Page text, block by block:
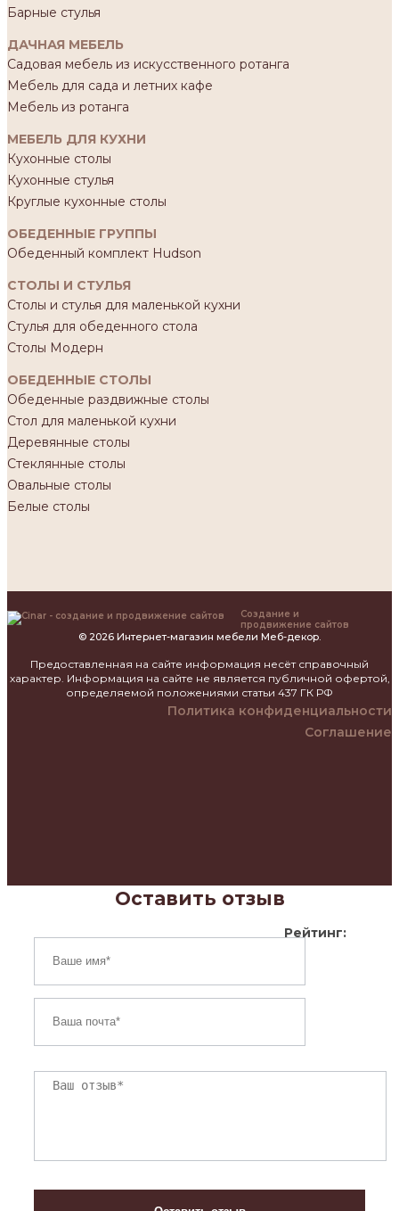
Барные стулья
ДАЧНАЯ МЕБЕЛЬ
Садовая мебель из искусственного ротанга
Мебель для сада и летних кафе
Мебель из ротанга
МЕБЕЛЬ ДЛЯ КУХНИ
Кухонные столы
Кухонные стулья
Круглые кухонные столы
ОБЕДЕННЫЕ ГРУППЫ
Обеденный комплект Hudson
СТОЛЫ И СТУЛЬЯ
Столы и стулья для маленькой кухни
Стулья для обеденного стола
Столы Модерн
ОБЕДЕННЫЕ СТОЛЫ
Обеденные раздвижные столы
Стол для маленькой кухни
Деревянные столы
Стеклянные столы
Овальные столы
Белые столы
Создание и
продвижение сайтов
© 2026 Интернет-магазин мебели Меб-декор.
Предоставленная на сайте информация несёт справочный
характер. Информация на сайте не является публичной офертой,
определяемой положениями статьи 437 ГК РФ
Политика конфиденциальности
Соглашение
Оставить отзыв
Рейтинг: